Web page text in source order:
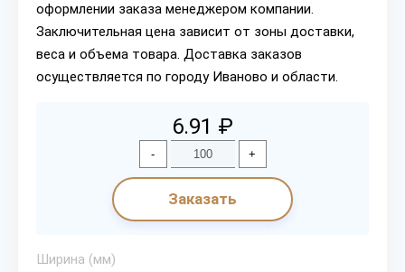
оформлении заказа менеджером компании.
Заключительная цена зависит от зоны доставки,
веса и объема товара. Доставка заказов
осуществляется по городу Иваново и области.
6.91 ₽
- +
Заказать
Ширина (мм)